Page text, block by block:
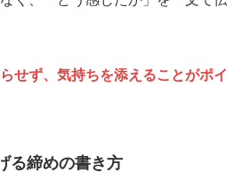
せず、気持ちを添えることがポイ
る締めの書き方